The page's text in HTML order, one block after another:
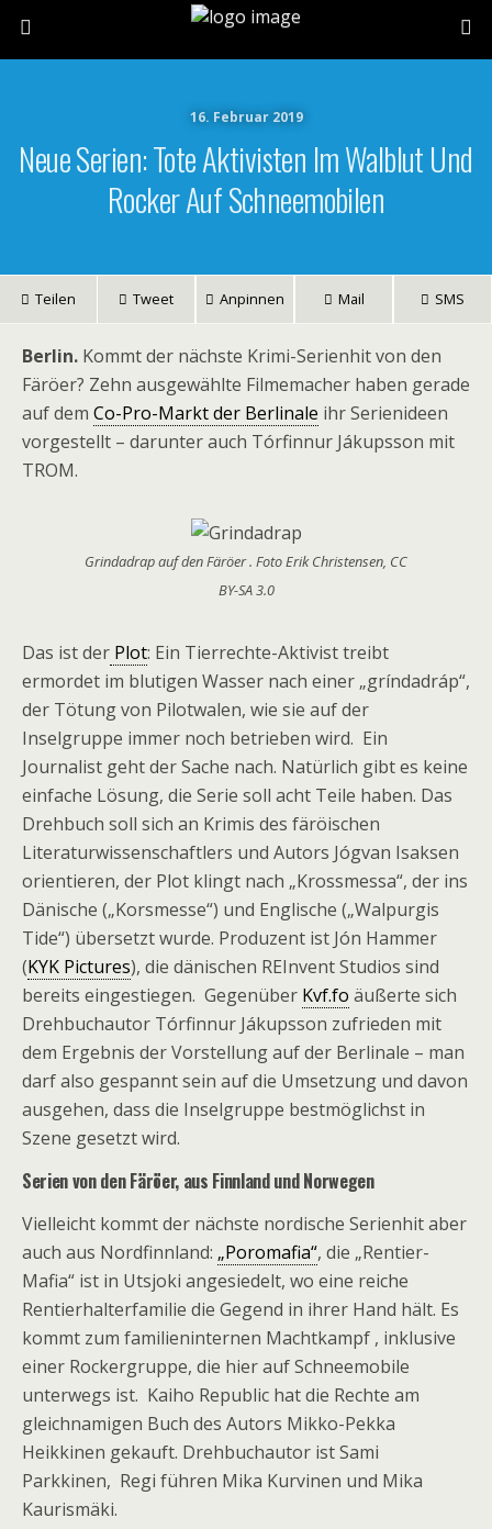
16. Februar 2019
Neue Serien: Tote Aktivisten Im Walblut Und
Rocker Auf Schneemobilen
Teilen Tweet Anpinnen Mail SMS
Berlin. Kommt der nächste Krimi-Serienhit von den
Färöer? Zehn ausgewählte Filmemacher haben gerade
auf dem Co-Pro-Markt der Berlinale ihr Serienideen
vorgestellt – darunter auch Tórfinnur Jákupsson mit
TROM.
Grindadrap auf den Färöer . Foto Erik Christensen, CC
BY-SA 3.0
Das ist der Plot: Ein Tierrechte-Aktivist treibt
ermordet im blutigen Wasser nach einer „gríndadráp“,
der Tötung von Pilotwalen, wie sie auf der
Inselgruppe immer noch betrieben wird. Ein
Journalist geht der Sache nach. Natürlich gibt es keine
einfache Lösung, die Serie soll acht Teile haben. Das
Drehbuch soll sich an Krimis des färöischen
Literaturwissenschaftlers und Autors Jógvan Isaksen
orientieren, der Plot klingt nach „Krossmessa“, der ins
Dänische („Korsmesse“) und Englische („Walpurgis
Tide“) übersetzt wurde. Produzent ist Jón Hammer
(KYK Pictures), die dänischen REInvent Studios sind
bereits eingestiegen. Gegenüber Kvf.fo äußerte sich
Drehbuchautor Tórfinnur Jákupsson zufrieden mit
dem Ergebnis der Vorstellung auf der Berlinale – man
darf also gespannt sein auf die Umsetzung und davon
ausgehen, dass die Inselgruppe bestmöglichst in
Szene gesetzt wird.
Serien von den Färöer, aus Finnland und Norwegen
Vielleicht kommt der nächste nordische Serienhit aber
auch aus Nordfinnland: „Poromafia“, die „Rentier-
Mafia“ ist in Utsjoki angesiedelt, wo eine reiche
Rentierhalterfamilie die Gegend in ihrer Hand hält. Es
kommt zum familieninternen Machtkampf , inklusive
einer Rockergruppe, die hier auf Schneemobile
unterwegs ist. Kaiho Republic hat die Rechte am
gleichnamigen Buch des Autors Mikko-Pekka
Heikkinen gekauft. Drehbuchautor ist Sami
Parkkinen, Regi führen Mika Kurvinen und Mika
Kaurismäki.